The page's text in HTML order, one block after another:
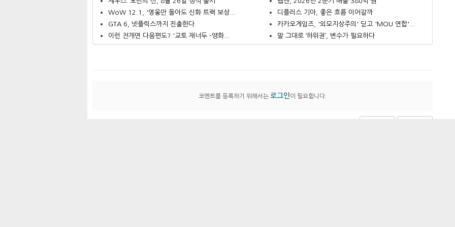
WoW 12.1, '영웅만 돌아도 신화 트랙 보상...
GTA 6, 넷플릭스까지 진출한다
이런 전개면 다음편도? '교토 재너두 -앵화...
디플러스 기아, 좋은 흐름 이어갈까
카카오게임즈, '외모지상주의' 딛고 'MOU 연합'...
말 그대로 ‘하위권’, 변수가 필요하다
코멘트를 등록하기 위해서는 로그인이 필요합니다.